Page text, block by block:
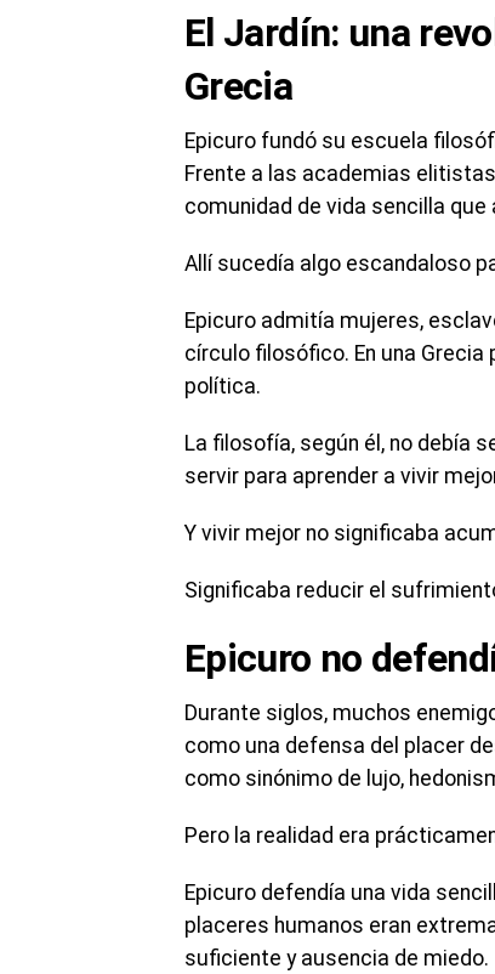
El Jardín: una
Grecia
Epicuro fundó su escuela
Frente a las academias
comunidad de vida sencilla
Allí sucedía algo escandaloso
Epicuro admitía mujeres,
círculo filosófico. En una
política.
La filosofía, según él, no debía
servir para aprender a vivir
Y vivir mejor no significaba
Significaba reducir el
Epicuro no
Durante siglos, muchos
como una defensa del placer
como sinónimo de lujo,
Pero la realidad era
Epicuro defendía una vida
placeres humanos eran
suficiente y ausencia de miedo.